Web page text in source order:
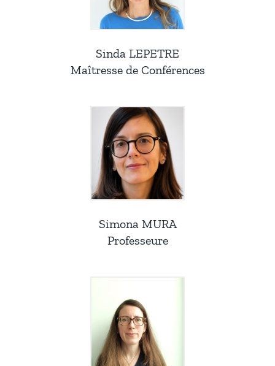
Sinda LEPETRE
Maîtresse de Conférences
Simona MURA
Professeure